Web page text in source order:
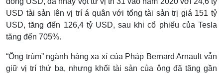
USD tài sản lên vị trí á quân với tổng tài sản trị giá 151 tỷ
USD, tăng đến 126,4 tỷ USD, sau khi cổ phiếu của Tesla
tăng đến 705%.
“Ông trùm” ngành hàng xa xỉ của Pháp Bernard Arnault vẫn
giữ vị trí thứ ba, nhưng khối tài sản của ông đã tăng gần